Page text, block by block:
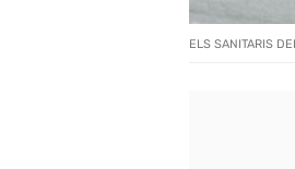
ELS SANITARIS